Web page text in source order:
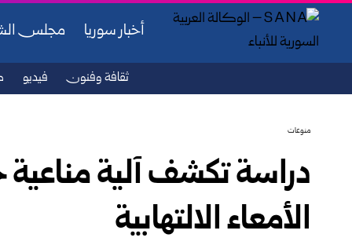
أخبار سوريا مجلس
ثقافة وفنون فيديو
منوعات
دراسة تكشف آلية
الأمعاء الالتهابية